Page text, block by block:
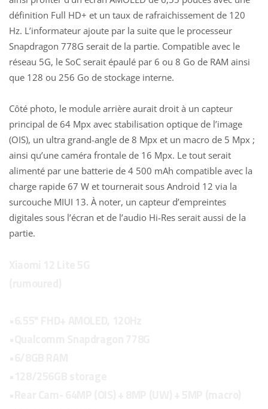
définition Full HD+ et un taux de rafraichissement de 120
Hz. L’informateur ajoute par la suite que le processeur
Snapdragon 778G serait de la partie. Compatible avec le
réseau 5G, le SoC serait épaulé par 6 ou 8 Go de RAM ainsi
que 128 ou 256 Go de stockage interne.
Côté photo, le module arrière aurait droit à un capteur
principal de 64 Mpx avec stabilisation optique de l’image
(OIS), un ultra grand-angle de 8 Mpx et un macro de 5 Mpx ;
ainsi qu’une caméra frontale de 16 Mpx. Le tout serait
alimenté par une batterie de 4 500 mAh compatible avec la
charge rapide 67 W et tournerait sous Android 12 via la
surcouche MIUI 13. À noter, un capteur d’empreintes
digitales sous l’écran et de l’audio Hi-Res serait aussi de la
partie.